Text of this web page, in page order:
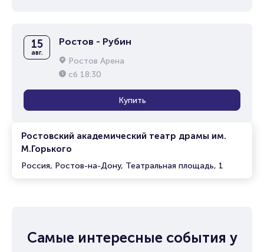
Ростовский академический театр драмы им.
М.Горького
Россия, Ростов-на-Дону, Театральная площадь, 1
15
авг.
Ростов - Рубин
Ростов Арена
сб 18:30
Купить
Самые интересные события у